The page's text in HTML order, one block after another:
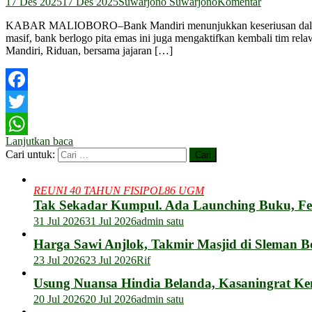
KABAR MALIOBORO–Bank Mandiri menunjukkan keseriusan
masif, bank berlogo pita emas ini juga mengaktifkan kembali tim
Mandiri, Riduan, bersama jajaran […]
Facebook
Twitter
WhatsApp
Lanjutkan baca
Cari untuk:
REUNI 40 TAHUN FISIPOL86 UGM
Tak Sekadar Kumpul. Ada Launching Buku,
31 Jul 202631 Jul 2026admin satu
Harga Sawi Anjlok, Takmir Masjid di Sleman
23 Jul 202623 Jul 2026Rif
Usung Nuansa Hindia Belanda, Kasaningrat
20 Jul 202620 Jul 2026admin satu